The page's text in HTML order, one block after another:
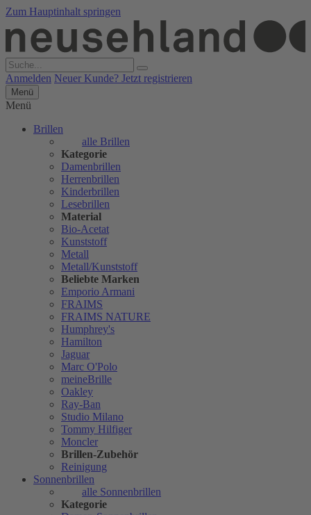
Zum Hauptinhalt springen
Anmelden Neuer Kunde? Jetzt registrieren
Menü
Menü
Brillen
alle Brillen
Kategorie
Damenbrillen
Herrenbrillen
Kinderbrillen
Lesebrillen
Material
Bio-Acetat
Kunststoff
Metall
Metall/Kunststoff
Beliebte Marken
Emporio Armani
FRAIMS
FRAIMS NATURE
Humphrey's
Hamilton
Jaguar
Marc O'Polo
meineBrille
Oakley
Ray-Ban
Studio Milano
Tommy Hilfiger
Moncler
Brillen-Zubehör
Reinigung
Sonnenbrillen
alle Sonnenbrillen
Kategorie